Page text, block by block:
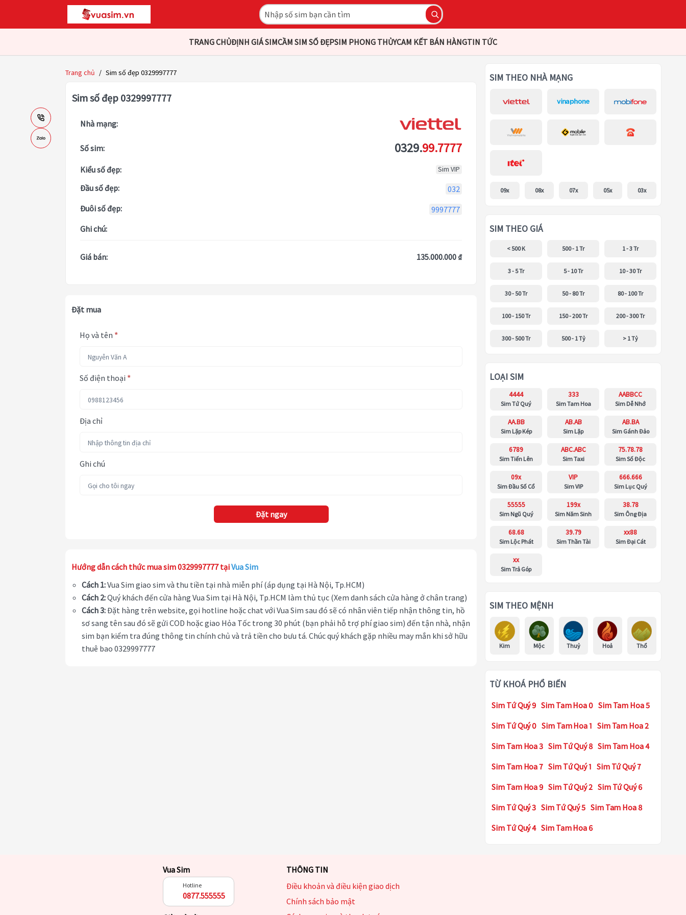
TRANG CHỦĐỊNH GIÁ SIMCẦM SIM SỐ ĐẸPSIM PHONG THỦYCAM KẾT BÁN HÀNGTIN TỨC
Trang chủ / Sim số đẹp 0329997777
Sim số đẹp 0329997777
Nhà mạng:
Số sim: 0329.99.7777
Kiểu số đẹp: Sim VIP
Đầu số đẹp:
032
Đuôi số đẹp:
9997777
Ghi chú:
Giá bán: 135.000.000 ₫
Đặt mua
Họ và tên *
Số điện thoại *
Địa chỉ
Ghi chú
Đặt ngay
Hướng dẫn cách thức mua sim 0329997777 tạiVua Sim
Cách 1:Vua Sim giao sim và thu tiền tại nhà miễn phí (áp dụng tại Hà Nội, Tp.HCM)
Cách 2:Quý khách đến cửa hàng Vua Sim tại Hà Nội, Tp.HCM làm thủ tục (Xem danh sách cửa hàng ở chân trang)
Cách 3:Đặt hàng trên website, gọi hotline hoặc chat với Vua Sim sau đó sẽ có nhân viên tiếp nhận thông tin, hồ
sơ sang tên sau đó sẽ gửi COD hoặc giao Hỏa Tốc trong 30 phút (bạn phải hỗ trợ phí giao sim) đến tận nhà, nhận
sim bạn kiểm tra đúng thông tin chính chủ và trả tiền cho bưu tá. Chúc quý khách gặp nhiều may mắn khi sở hữu
thuê bao 0329997777
SIM THEO NHÀ MẠNG
09x 08x 07x 05x 03x
SIM THEO GIÁ
< 500 K 500 - 1 Tr 1 - 3 Tr
3 - 5 Tr 5 - 10 Tr 10 - 30 Tr
30 - 50 Tr 50 - 80 Tr 80 - 100 Tr
100 - 150 Tr 150 - 200 Tr 200 - 300 Tr
300 - 500 Tr 500 - 1 Tỷ > 1 Tỷ
LOẠI SIM
4444
Sim Tứ Quý
333
Sim Tam Hoa
AABBCC
Sim Dễ Nhớ
AA.BB
Sim Lặp Kép
AB.AB
Sim Lặp
AB.BA
Sim Gánh Đảo
6789
Sim Tiến Lên
ABC.ABC
Sim Taxi
75.78.78
Sim Số Độc
09x
Sim Đầu Số Cổ
VIP
Sim VIP
666.666
Sim Lục Quý
55555
Sim Ngũ Quý
199x
Sim Năm Sinh
38.78
Sim Ông Địa
68.68
Sim Lộc Phát
39.79
Sim Thần Tài
xx88
Sim Đại Cát
xx
Sim Trả Góp
SIM THEO MỆNH
Kim Mộc Thuỷ Hoả Thổ
TỪ KHOÁ PHỔ BIẾN
Sim Tứ Quý 9 Sim Tam Hoa 0 Sim Tam Hoa 5
Sim Tứ Quý 0 Sim Tam Hoa 1 Sim Tam Hoa 2
Sim Tam Hoa 3 Sim Tứ Quý 8 Sim Tam Hoa 4
Sim Tam Hoa 7 Sim Tứ Quý 1 Sim Tứ Quý 7
Sim Tam Hoa 9 Sim Tứ Quý 2 Sim Tứ Quý 6
Sim Tứ Quý 3 Sim Tứ Quý 5 Sim Tam Hoa 8
Sim Tứ Quý 4 Sim Tam Hoa 6
Vua Sim
Hotline
0877.555555
THÔNG TIN
Điều khoản và điều kiện giao dịch
Chính sách bảo mật